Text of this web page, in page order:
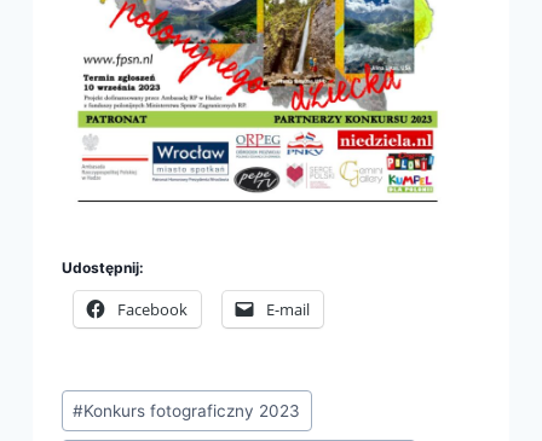
Udostępnij:
Facebook E-mail
Tagi
wpisu:
#Konkurs fotograficzny 2023